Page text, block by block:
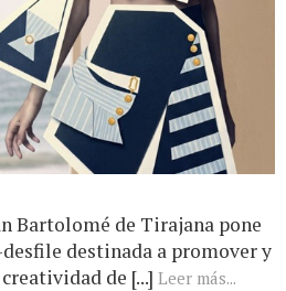
Bartolomé de Tirajana pone
destinada a promover y
de [...] Leer más...